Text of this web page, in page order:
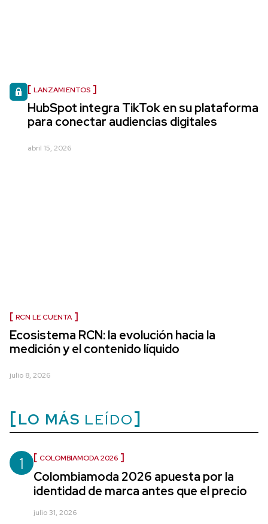
LANZAMIENTOS
HubSpot integra TikTok en su plataforma
para conectar audiencias digitales
abril 15, 2026
RCN LE CUENTA
Ecosistema RCN: la evolución hacia la
medición y el contenido líquido
julio 8, 2026
LO MÁS LEÍDO
1 COLOMBIAMODA 2026
Colombiamoda 2026 apuesta por la
identidad de marca antes que el precio
julio 31, 2026